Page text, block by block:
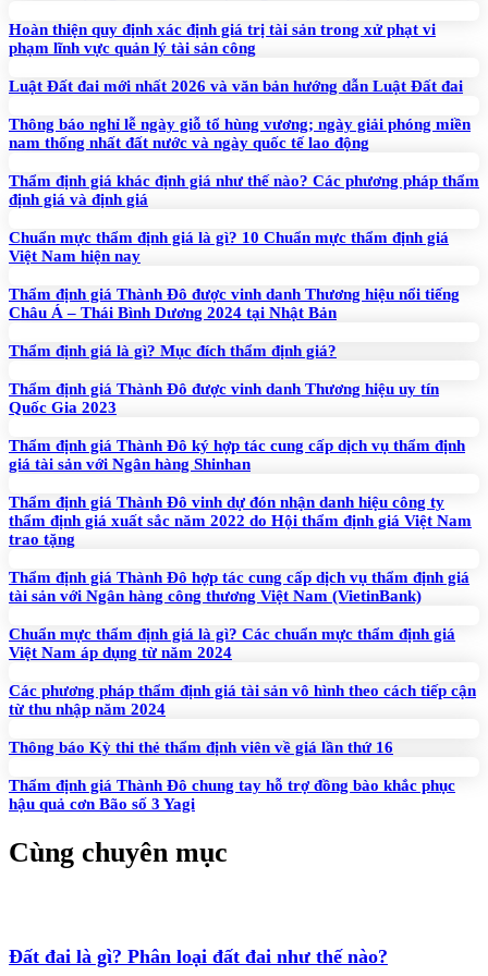
Hoàn thiện quy định xác định giá trị tài sản trong xử phạt vi
phạm lĩnh vực quản lý tài sản công
Luật Đất đai mới nhất 2026 và văn bản hướng dẫn Luật Đất đai
Thông báo nghỉ lễ ngày giỗ tổ hùng vương; ngày giải phóng miền
nam thống nhất đất nước và ngày quốc tế lao động
Thẩm định giá khác định giá như thế nào? Các phương pháp thẩm
định giá và định giá
Chuẩn mực thẩm định giá là gì? 10 Chuẩn mực thẩm định giá
Việt Nam hiện nay
Thẩm định giá Thành Đô được vinh danh Thương hiệu nổi tiếng
Châu Á – Thái Bình Dương 2024 tại Nhật Bản
Thẩm định giá là gì? Mục đích thẩm định giá?
Thẩm định giá Thành Đô được vinh danh Thương hiệu uy tín
Quốc Gia 2023
Thẩm định giá Thành Đô ký hợp tác cung cấp dịch vụ thẩm định
giá tài sản với Ngân hàng Shinhan
Thẩm định giá Thành Đô vinh dự đón nhận danh hiệu công ty
thẩm định giá xuất sắc năm 2022 do Hội thẩm định giá Việt Nam
trao tặng
Thẩm định giá Thành Đô hợp tác cung cấp dịch vụ thẩm định giá
tài sản với Ngân hàng công thương Việt Nam (VietinBank)
Chuẩn mực thẩm định giá là gì? Các chuẩn mực thẩm định giá
Việt Nam áp dụng từ năm 2024
Các phương pháp thẩm định giá tài sản vô hình theo cách tiếp cận
từ thu nhập năm 2024
Thông báo Kỳ thi thẻ thẩm định viên về giá lần thứ 16
Thẩm định giá Thành Đô chung tay hỗ trợ đồng bào khắc phục
hậu quả cơn Bão số 3 Yagi
Cùng chuyên mục
Đất đai là gì? Phân loại đất đai như thế nào?